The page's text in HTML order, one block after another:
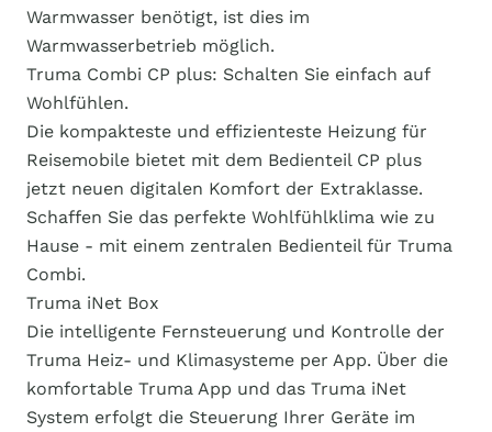
Warmwasser benötigt, ist dies im
Warmwasserbetrieb möglich.
Truma Combi CP plus: Schalten Sie einfach auf
Wohlfühlen.
Die kompakteste und effizienteste Heizung für
Reisemobile bietet mit dem Bedienteil CP plus
jetzt neuen digitalen Komfort der Extraklasse.
Schaffen Sie das perfekte Wohlfühlklima wie zu
Hause - mit einem zentralen Bedienteil für Truma
Combi.
Truma iNet Box
Die intelligente Fernsteuerung und Kontrolle der
Truma Heiz- und Klimasysteme per App. Über die
komfortable Truma App und das Truma iNet
System erfolgt die Steuerung Ihrer Geräte im